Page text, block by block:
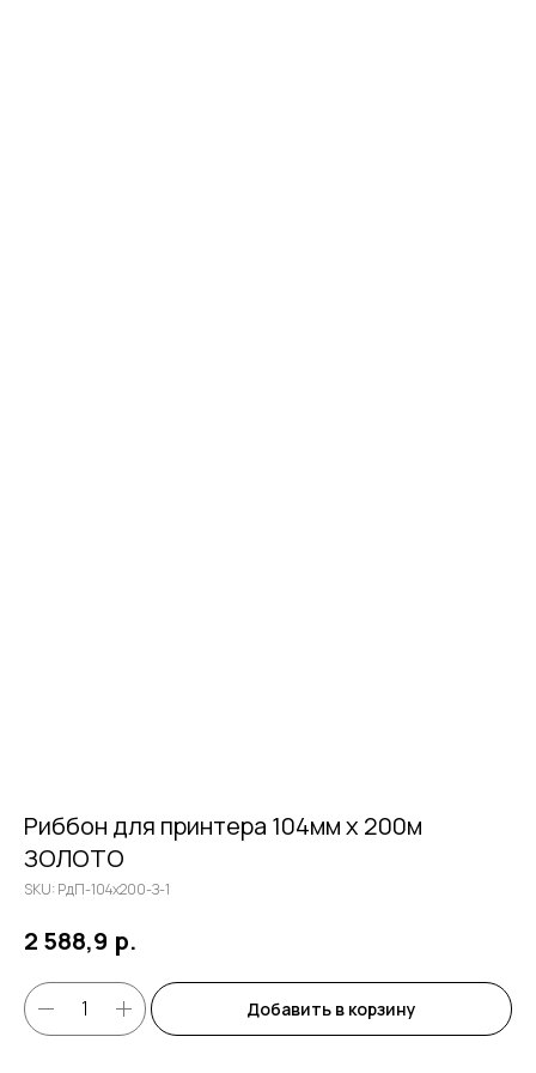
Риббон для принтера 104мм х 200м
ЗОЛОТО
SKU: РдП-104х200-З-1
2 588,9 р.
Добавить в корзину